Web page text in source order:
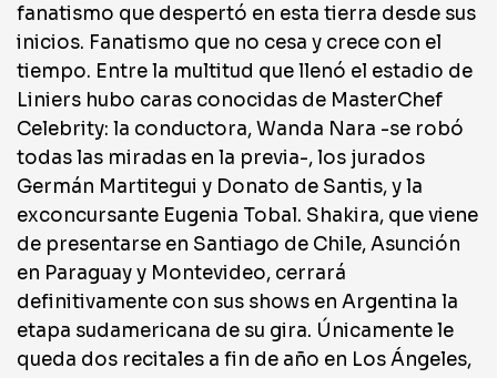
fanatismo que despertó en esta tierra desde sus
inicios. Fanatismo que no cesa y crece con el
tiempo. Entre la multitud que llenó el estadio de
Liniers hubo caras conocidas de MasterChef
Celebrity: la conductora, Wanda Nara -se robó
todas las miradas en la previa-, los jurados
Germán Martitegui y Donato de Santis, y la
exconcursante Eugenia Tobal. Shakira, que viene
de presentarse en Santiago de Chile, Asunción
en Paraguay y Montevideo, cerrará
definitivamente con sus shows en Argentina la
etapa sudamericana de su gira. Únicamente le
queda dos recitales a fin de año en Los Ángeles,